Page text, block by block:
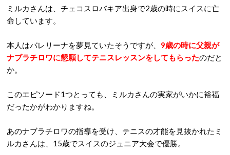
ミルカさんは、チェコスロバキア出身で2歳の時にスイスに亡
命しています。
本人はバレリーナを夢見ていたそうですが、 9歳の時に父親が
ナブラチロワに懇願してテニスレッスンをしてもらったのだと
か。
このエピソード1つとっても、ミルカさんの実家がいかに裕福
だったかがわかりますね。
あのナブラチロワの指導を受け、テニスの才能を見抜かれたミ
ルカさんは、15歳でスイスのジュニア大会で優勝。